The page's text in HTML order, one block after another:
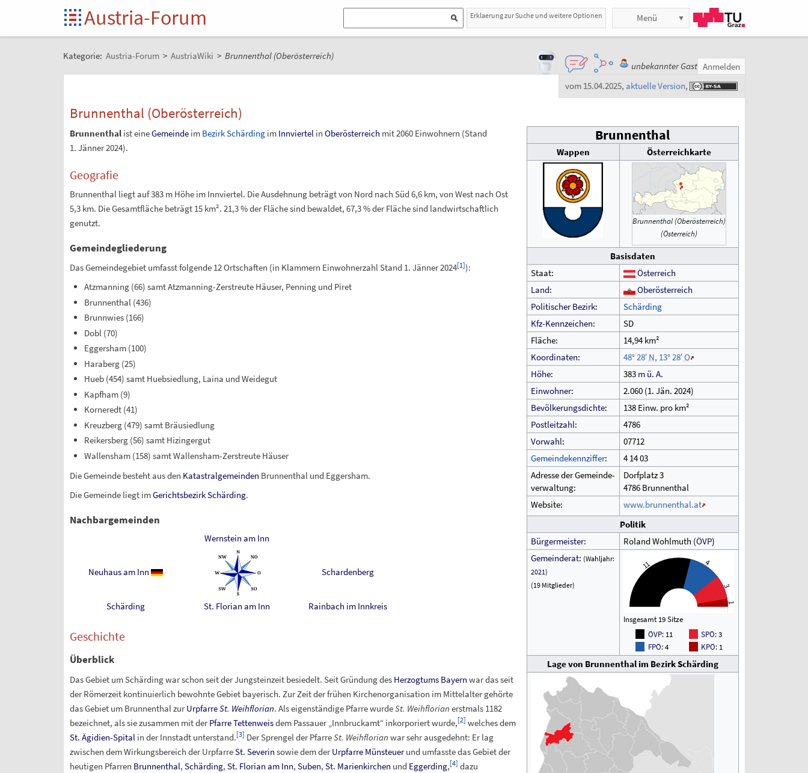
Austria-Forum Erklaerung zur Suche und weitere Optionen Menü
Kategorie: Austria-Forum > AustriaWiki > Brunnenthal (Oberösterreich)
unbekannter Gast Anmelden
vom 15.04.2025, aktuelle Version,
Brunnenthal (Oberösterreich)
Brunnenthal
Wappen Österreichkarte
Brunnenthal (Oberösterreich)
(Österreich)
Basisdaten
Staat:
Österreich
Land:
Oberösterreich
Politischer Bezirk:
Schärding
Kfz-Kennzeichen:
SD
Fläche:
14,94 km²
Koordinaten: 48°28′ N, 13°28′O
Höhe: 383 m ü. A.
Einwohner: 2.060 (1. Jän. 2024)
Bevölkerungsdichte:
138 Einw. pro km²
Postleitzahl:
4786
Vorwahl:
07712
Gemeindekennziffer: 4 1403
Adresse der Gemeinde-
verwaltung:
Dorfplatz 3
4786 Brunnenthal
Website:
www.brunnenthal.at
Politik
Bürgermeister: Roland Wohlmuth (ÖVP)
Gemeinderat: (Wahljahr:
2021)
(19 Mitglieder)
11 4
3
1
Insgesamt 19 Sitze
ÖVP: 11
FPÖ: 4
SPÖ: 3
KPÖ: 1
Lage von Brunnenthal im Bezirk Schärding
Brunnenthalist eineGemeindeim Bezirk Schärdingim Innviertelin Oberösterreich mit2060Einwohnern (Stand
1. Jänner 2024).
Geografie
Brunnenthal liegt auf 383 m Höhe im Innviertel. Die Ausdehnung beträgt von Nord nach Süd 6,6 km, von West nach Ost
5,3 km. Die Gesamtfläche beträgt 15 km². 21,3% der Fläche sind bewaldet, 67,3% der Fläche sind landwirtschaftlich
genutzt.
Gemeindegliederung
Das Gemeindegebiet umfasst folgende 12 Ortschaften (in Klammern Einwohnerzahl Stand 1. Jänner 2024[1]):
Atzmanning (66) samt Atzmanning-Zerstreute Häuser, Penning und Piret
Brunnenthal (436)
Brunnwies (166)
Dobl (70)
Eggersham (100)
Haraberg (25)
Hueb (454) samt Huebsiedlung, Laina und Weidegut
Kapfham (9)
Korneredt (41)
Kreuzberg (479) samt Bräusiedlung
Reikersberg (56) samt Hizingergut
Wallensham (158) samt Wallensham-Zerstreute Häuser
Die Gemeinde besteht aus den Katastralgemeinden Brunnenthal und Eggersham.
Die Gemeinde liegt imGerichtsbezirk Schärding.
Nachbargemeinden
Wernstein am Inn
Neuhaus am Inn Schardenberg
Schärding St. Florian am Inn Rainbach im Innkreis
Geschichte
Überblick
Das Gebiet um Schärding war schon seit der Jungsteinzeit besiedelt. Seit Gründung des Herzogtums Bayern war das seit
der Römerzeit kontinuierlich bewohnte Gebiet bayerisch. Zur Zeit der frühen Kirchenorganisation im Mittelalter gehörte
das Gebiet um Brunnenthal zurUrpfarreSt. Weihflorian. Als eigenständige Pfarre wurdeSt. Weihflorian erstmals 1182
bezeichnet, als sie zusammen mit derPfarre Tettenweisdem Passauer „Innbruckamt“ inkorporiert wurde,[2] welches dem
St. Ägidien-Spitalin der Innstadt unterstand.[3] Der Sprengel der PfarreSt. Weihflorian war sehr ausgedehnt: Er lag
zwischen dem Wirkungsbereich der UrpfarreSt. Severin sowie dem derUrpfarre Münsteuerund umfasste das Gebiet der
heutigen Pfarren Brunnenthal, Schärding, St. Florian am Inn, Suben, St. Marienkirchen und Eggerding,[4] dazu